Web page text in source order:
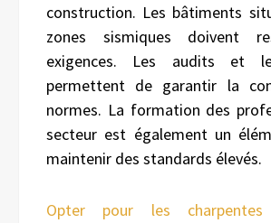
construction. Les bâtiments
zones sismiques doivent
exigences. Les audits et
permettent de garantir la
normes. La formation des
secteur est également un
maintenir des standards élevés.
Opter pour les charpentes